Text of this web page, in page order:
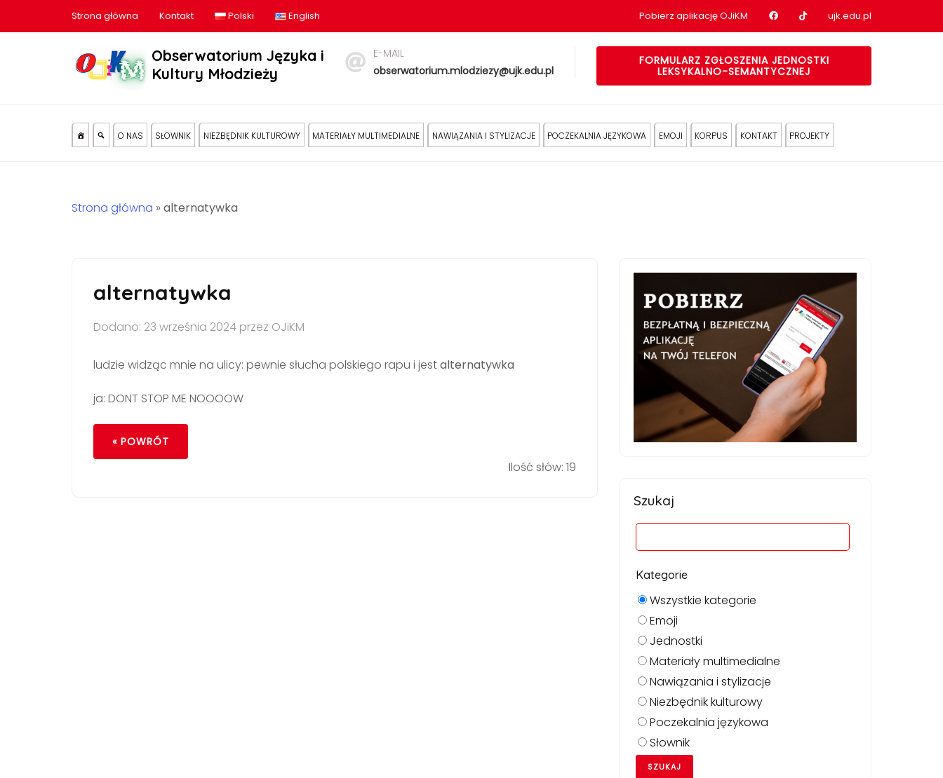
Strona główna Kontakt Polski English Pobierz aplikację OJiKM Nasz profil na Facebook
Nasz profil na tiktok
ujk.edu.pl
Obserwatorium Języka i
Kultury Młodzieży
E-MAIL
obserwatorium.mlodziezy@ujk.edu.pl
FORMULARZ ZGŁOSZENIA JEDNOSTKI
LEKSYKALNO-SEMANTYCZNEJ
O NAS SŁOWNIK NIEZBĘDNIK KULTUROWY MATERIAŁY MULTIMEDIALNE NAWIĄZANIA I STYLIZACJE POCZEKALNIA JĘZYKOWA EMOJI KORPUS KONTAKT PROJEKTY
Strona główna » alternatywka
alternatywka
Dodano: 23 września 2024 przez OJiKM
ludzie widząc mnie na ulicy: pewnie słucha polskiego rapu i jestalternatywka
ja: DONT STOP ME NOOOOW
« POWRÓT
Ilość słów: 19
Szukaj
Kategorie
Wszystkie kategorie
Emoji
Jednostki
Materiały multimedialne
Nawiązania i stylizacje
Niezbędnik kulturowy
Poczekalnia językowa
Słownik